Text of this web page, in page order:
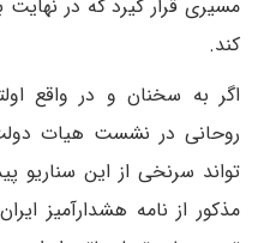
مسیری قرار گیرد که در
کند.
روحانی در نشست هیات
تواند سرنخی از این